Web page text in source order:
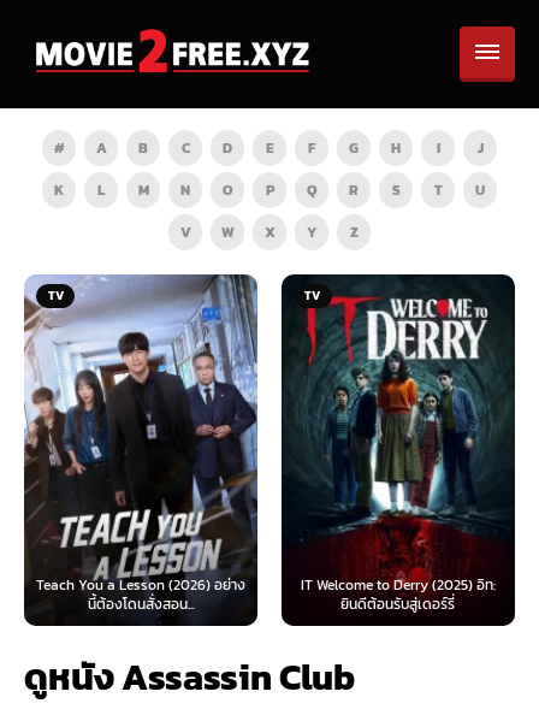
# A B C D E F G H I
J
K
L M N O P Q R S T
U
V
W X Y Z
(2026) อย่าง
TV
IT Welcome to Derry (2025) อิท:
ยินดีต้อนรับสู่เดอร์รี่
Beyond Sasquatch
ดูหนัง Assassin Club